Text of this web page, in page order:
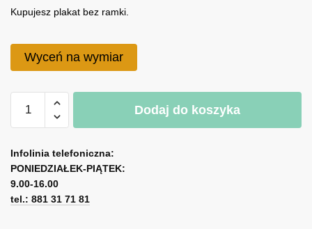
Kupujesz plakat bez ramki.
Wyceń na wymiar
Plakat
maksymą:
nigdy
nie
możesz
Dodaj do koszyka
l
t
e
r
Infolinia telefoniczna:
PONIEDZIAŁEK-PIĄTEK:
9.00-16.00
tel.: 881 31 71 81